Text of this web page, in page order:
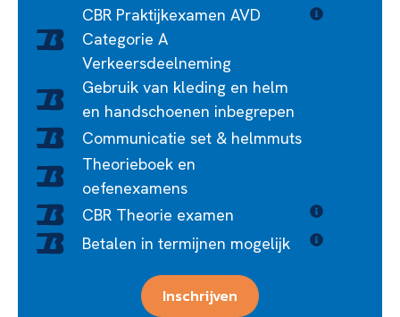
CBR Praktijkexamen AVD
Categorie A
Verkeersdeelneming
Gebruik van kleding en helm
en handschoenen inbegrepen
Communicatie set & helmmuts
Theorieboek en
oefenexamens
CBR Theorie examen
Betalen in termijnen mogelijk
Inschrijven